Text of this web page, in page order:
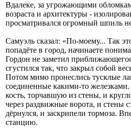
Вдалеке, за угрожающими
возраста и архитектуры -
просматривался огромный шпиль
Самуэль сказал: «По-моему... Так
попадёте в город, начинаете
Гордон не заметил
сгустился так, что закрыл собой
Потом мимо пронеслись тусклые
соединенные какими-то
кость, торчавшую из стены, и
через раздвижные ворота, и
дёрнулся, и заскрипели тормоза.
станцию.